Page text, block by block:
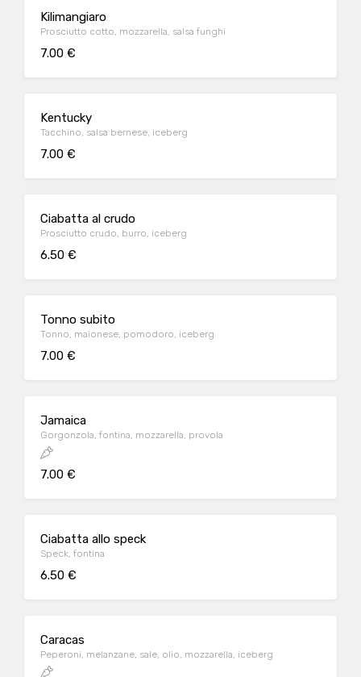
Kilimangiaro
Prosciutto cotto, mozzarella, salsa funghi
7.00 €
Kentucky
Tacchino, salsa bernese, iceberg
7.00 €
Ciabatta al crudo
Prosciutto crudo, burro, iceberg
6.50 €
Tonno subito
Tonno, maionese, pomodoro, iceberg
7.00 €
Jamaica
Gorgonzola, fontina, mozzarella, provola
7.00 €
Ciabatta allo speck
Speck, fontina
6.50 €
Caracas
Peperoni, melanzane, sale, olio, mozzarella, iceberg